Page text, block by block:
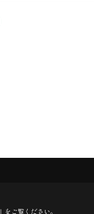
All Rights Reserved.
」をご覧ください。